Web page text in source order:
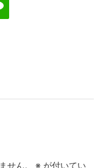
せん。 ※ が付いてい